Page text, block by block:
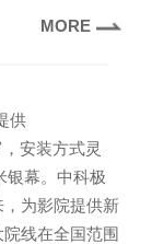
MORE
供
安装方式灵
银幕。中科极
为影院提供新
线在全国范围